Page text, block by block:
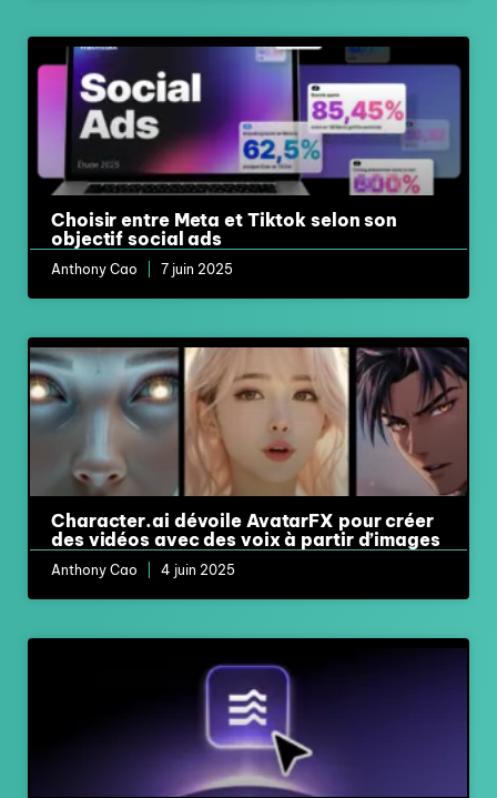
Choisir entre Meta et Tiktok selon son
objectif social ads
Anthony Cao 7 juin 2025
Character.ai dévoile AvatarFX pour créer
des vidéos avec des voix à partir d’images
Anthony Cao 4 juin 2025